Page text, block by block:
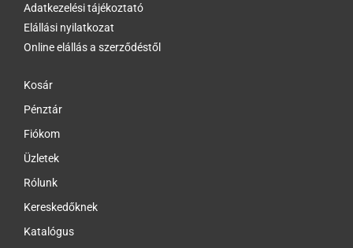
Adatkezelési tájékoztató
Elállási nyilatkozat
Online elállás a szerződéstől
Kosár
Pénztár
Fiókom
Üzletek
Rólunk
Kereskedőknek
Katalógus